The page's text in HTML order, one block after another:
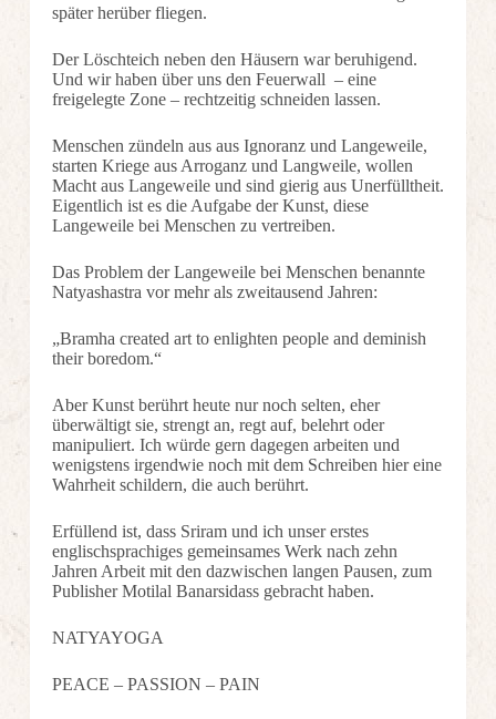
später herüber fliegen.
Der Löschteich neben den Häusern war beruhigend.
Und wir haben über uns den Feuerwall – eine
freigelegte Zone – rechtzeitig schneiden lassen.
Menschen zündeln aus aus Ignoranz und Langeweile,
starten Kriege aus Arroganz und Langweile, wollen
Macht aus Langeweile und sind gierig aus Unerfülltheit.
Eigentlich ist es die Aufgabe der Kunst, diese
Langeweile bei Menschen zu vertreiben.
Das Problem der Langeweile bei Menschen benannte
Natyashastra vor mehr als zweitausend Jahren:
„Bramha created art to enlighten people and deminish
their boredom.“
Aber Kunst berührt heute nur noch selten, eher
überwältigt sie, strengt an, regt auf, belehrt oder
manipuliert. Ich würde gern dagegen arbeiten und
wenigstens irgendwie noch mit dem Schreiben hier eine
Wahrheit schildern, die auch berührt.
Erfüllend ist, dass Sriram und ich unser erstes
englischsprachiges gemeinsames Werk nach zehn
Jahren Arbeit mit den dazwischen langen Pausen, zum
Publisher Motilal Banarsidass gebracht haben.
NATYAYOGA
PEACE – PASSION – PAIN